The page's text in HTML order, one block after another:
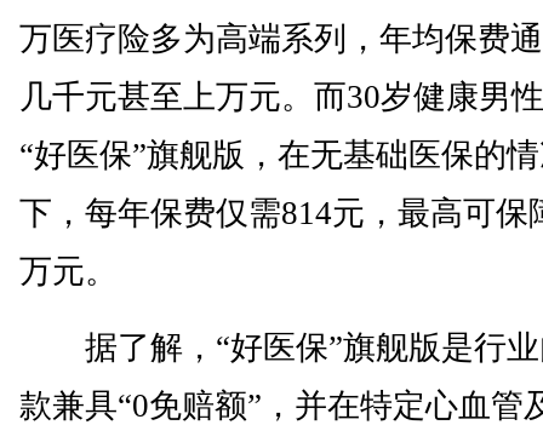
万医疗险多为高端系列，年均保费
几千元甚至上万元。而30岁健康男
“好医保”旗舰版，在无基础医保的
下，每年保费仅需814元，最高可保
万元。
据了解，“好医保”旗舰版是行业
款兼具“0免赔额”，并在特定心血管